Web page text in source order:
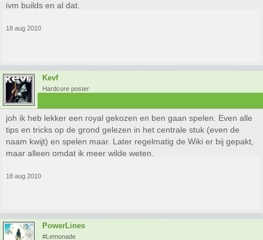
ivm builds en al dat.
18 aug 2010
Kevf
Hardcore poster
joh ik heb lekker een royal gekozen en ben gaan spelen. Even alle
tips en tricks op de grond gelezen in het centrale stuk (even de
naam kwijt) en spelen maar. Later regelmatig de Wiki er bij gepakt,
maar alleen omdat ik meer wilde weten.
18 aug 2010
PowerLines
#Lemonade